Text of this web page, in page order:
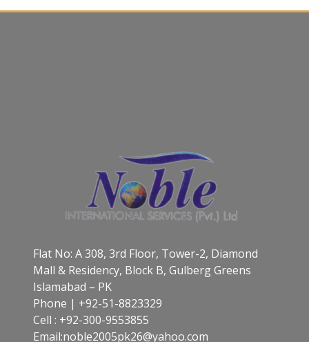
Flat No: A 308, 3rd Floor, Tower-2, Diamond
Mall & Residency, Block B, Gulberg Greens
Islamabad – PK
Phone | +92-51-8823329
Cell : +92-300-9553855
Email:noble2005pk26@yahoo.com​